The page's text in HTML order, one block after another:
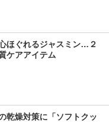
ほぐれるジャスミン…２
ケアアイテム
乾燥対策に「ソフトクッ